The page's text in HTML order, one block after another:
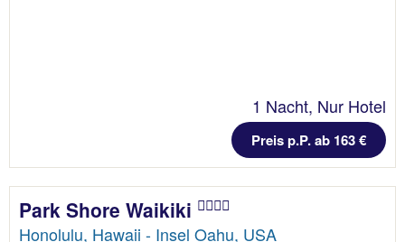
1 Nacht, Nur Hotel
Preis p.P. ab 163 €
Park Shore Waikiki
Honolulu, Hawaii - Insel Oahu, USA